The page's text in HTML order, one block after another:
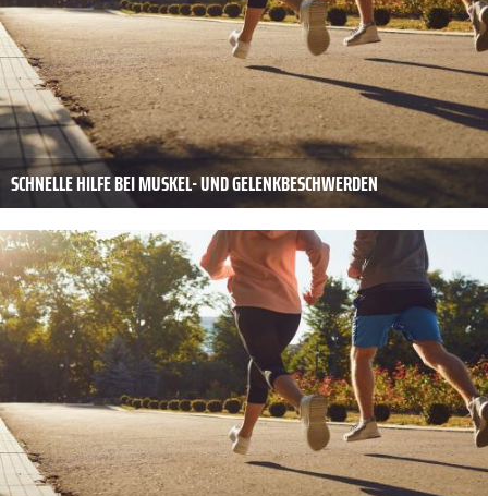
SCHNELLE HILFE BEI MUSKEL- UND GELENKBESCHWERDEN